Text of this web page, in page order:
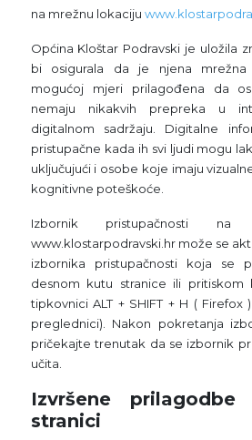
na mrežnu lokaciju
Općina Kloštar Podravski je uložila
bi osigurala da je njena mrežna
mogućoj mjeri prilagođena da
nemaju nikakvih prepreka u
digitalnom sadržaju. Digitalne
pristupačne kada ih svi ljudi mogu
uključujući i osobe koje imaju
kognitivne poteškoće.
Izbornik pristupačnosti na
www.klostarpodravski.hr može se
izbornika pristupačnosti koja se
desnom kutu stranice ili pritiskom
tipkovnici ALT + SHIFT + H ( Firefox
preglednici). Nakon pokretanja
pričekajte trenutak da se izbornik
učita.
Izvršene
stranici